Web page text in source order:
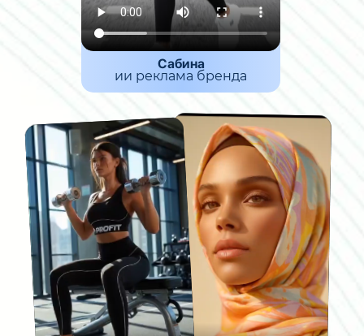
ии реклама бренда
Сабина